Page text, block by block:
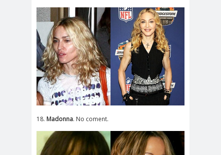
18. Madonna. No coment.